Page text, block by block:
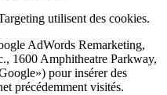
utilisent des cookies.
AdWords Remarketing,
1600 Amphitheatre Parkway,
pour insérer des
précédemment visités.